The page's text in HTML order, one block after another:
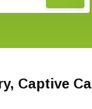
Captive